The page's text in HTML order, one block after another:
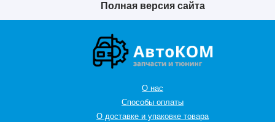
Полная версия сайта
О нас
Способы оплаты
О доставке и упаковке товара